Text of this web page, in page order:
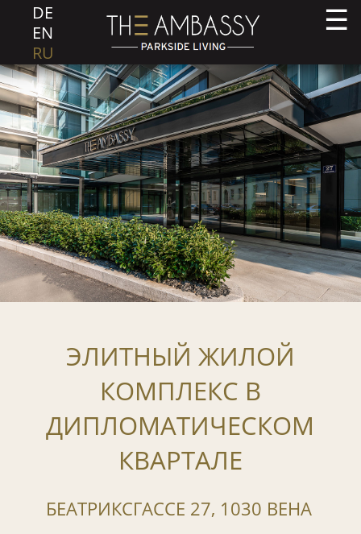
DE
EN
RU
ЭЛИТНЫЙ ЖИЛОЙ
КОМПЛЕКС В
ДИПЛОМАТИЧЕСКОМ
КВАРТАЛЕ
БЕАТРИКСГАССЕ 27, 1030 ВЕНА